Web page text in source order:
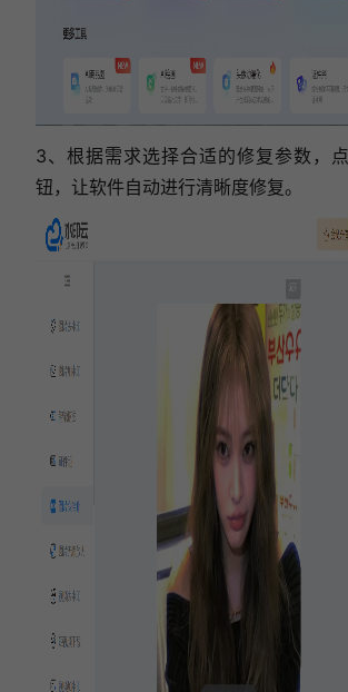
3、根据需求选择合适的修复参数，
钮，让软件自动进行清晰度修复。